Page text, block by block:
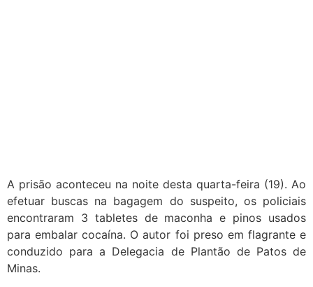
A prisão aconteceu na noite desta quarta-feira (19). Ao
efetuar buscas na bagagem do suspeito, os policiais
encontraram 3 tabletes de maconha e pinos usados
para embalar cocaína. O autor foi preso em flagrante e
conduzido para a Delegacia de Plantão de Patos de
Minas.